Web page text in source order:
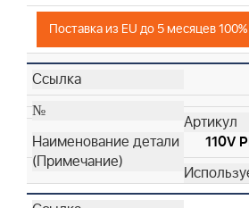
Поставка из EU до 5 месяцев
110V